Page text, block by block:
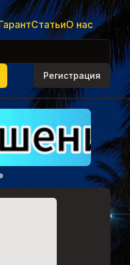
СтатьиО нас
Регистрация